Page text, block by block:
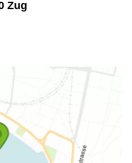
Zug